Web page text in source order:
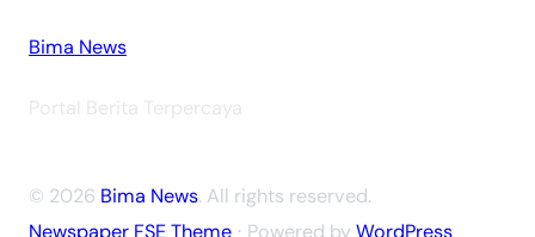
Bima News
Portal Berita Terpercaya
© 2026 Bima News. All rights reserved.
Newspaper FSE Theme ⋅ Powered by WordPress